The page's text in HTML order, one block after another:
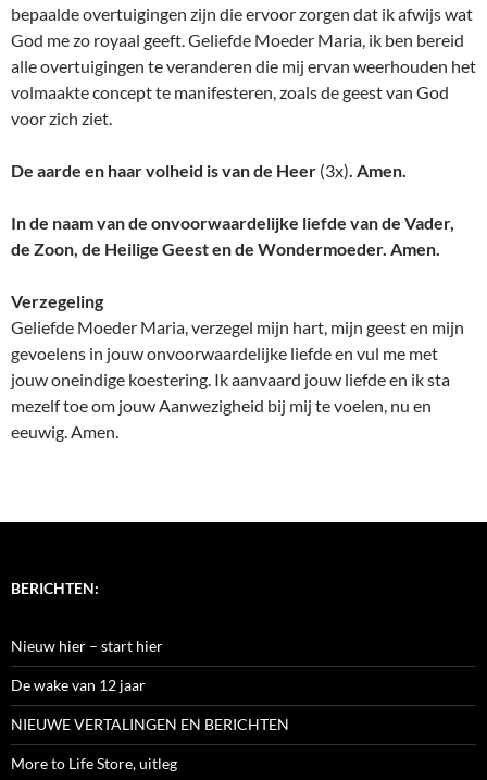
bepaalde overtuigingen zijn die ervoor zorgen dat ik afwijs wat
God me zo royaal geeft. Geliefde Moeder Maria, ik ben bereid
alle overtuigingen te veranderen die mij ervan weerhouden het
volmaakte concept te manifesteren, zoals de geest van God
voor zich ziet.
De aarde en haar volheid is van de Heer (3x). Amen.
In de naam van de onvoorwaardelijke liefde van de Vader,
de Zoon, de Heilige Geest en de Wondermoeder. Amen.
Verzegeling
Geliefde Moeder Maria, verzegel mijn hart, mijn geest en mijn
gevoelens in jouw onvoorwaardelijke liefde en vul me met
jouw oneindige koestering. Ik aanvaard jouw liefde en ik sta
mezelf toe om jouw Aanwezigheid bij mij te voelen, nu en
eeuwig. Amen.
BERICHTEN:
Nieuw hier – start hier
De wake van 12 jaar
NIEUWE VERTALINGEN EN BERICHTEN
More to Life Store, uitleg